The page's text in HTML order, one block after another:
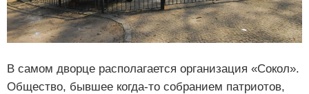
В самом дворце располагается организация «Сокол».
Общество, бывшее когда-то собранием патриотов,